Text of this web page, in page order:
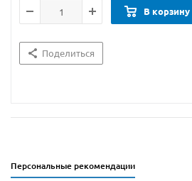
В корзину
Поделиться
Персональные рекомендации